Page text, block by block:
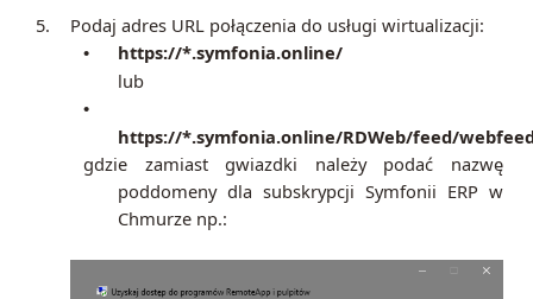
5. Podaj adres URL połączenia do usługi wirtualizacji:
•
https://*.symfonia.online/
lub
•
https://*.symfonia.online/RDWeb/feed/
gdzie zamiast gwiazdki należy podać nazwę
poddomeny dla subskrypcji Symfonii ERP w
Chmurze np.: